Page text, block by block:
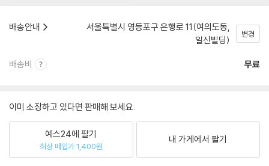
배송안내
서울특별시 영등포구 은행로 11(여의도동,
일신빌딩)
변경
배송비 무료
이미 소장하고 있다면 판매해 보세요.
예스24에 팔기
최상 매입가 1,400원
내 가게에서 팔기